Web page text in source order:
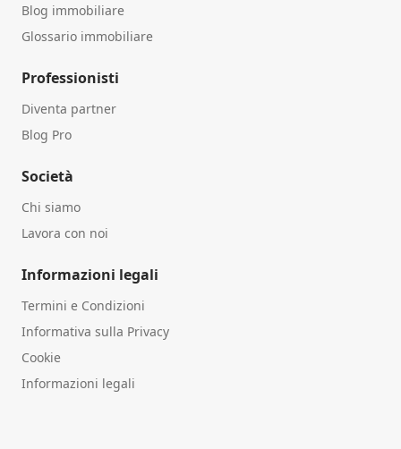
Blog immobiliare
Glossario immobiliare
Professionisti
Diventa partner
Blog Pro
Società
Chi siamo
Lavora con noi
Informazioni legali
Termini e Condizioni
Informativa sulla Privacy
Cookie
Informazioni legali